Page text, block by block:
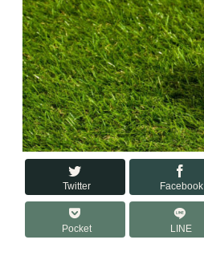
Twitter Facebook
Pocket LINE